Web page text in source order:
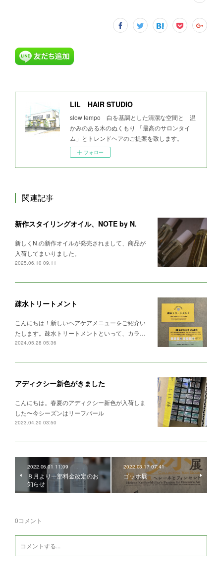
LIL HAIR STUDIO
slow tempo 白を基調とした清潔な空間と 温
かみのある木のぬくもり 「最高のサロンタイ
ム」とトレンドヘアのご提案を致します。
フォロー
関連記事
新作スタイリングオイル、NOTE by N.
新しくN.の新作オイルが発売されまして、商品が
入荷してまいりました。
2025.06.10 09:11
疎水トリートメント
こんにちは！新しいヘアケアメニューをご紹介い
たします。疎水トリートメントといって、カラ…
2024.05.28 05:36
アディクシー新色がきました
こんにちは。春夏のアディクシー新色が入荷しま
した〜今シーズンはリーフパール
2023.04.20 03:50
2022.06.01 11:09
８月より一部料金改定のお
知らせ
2022.03.17 07:41
ゴッホ展
0コメント